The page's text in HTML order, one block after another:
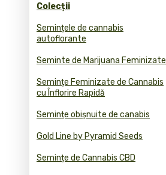
Colecții
Semințele de cannabis
autoflorante
Seminte de Marijuana Feminizate
Semințe Feminizate de Cannabis
cu Înflorire Rapidă
Semințe obișnuite de canabis
Gold Line by Pyramid Seeds
Semințe de Cannabis CBD